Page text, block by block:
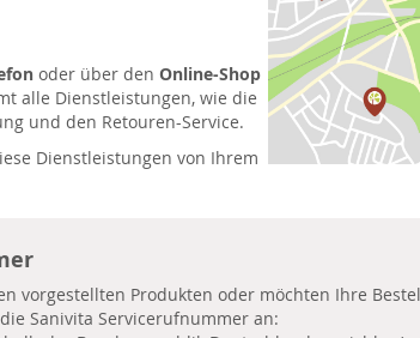
oder über denOnline-Shop
alle Dienstleistungen, wie die
und den Retouren-Service.
Dienstleistungen von Ihrem
vorgestellten Produkten oder möchten Ihre
Sanivita Servicerufnummer an: